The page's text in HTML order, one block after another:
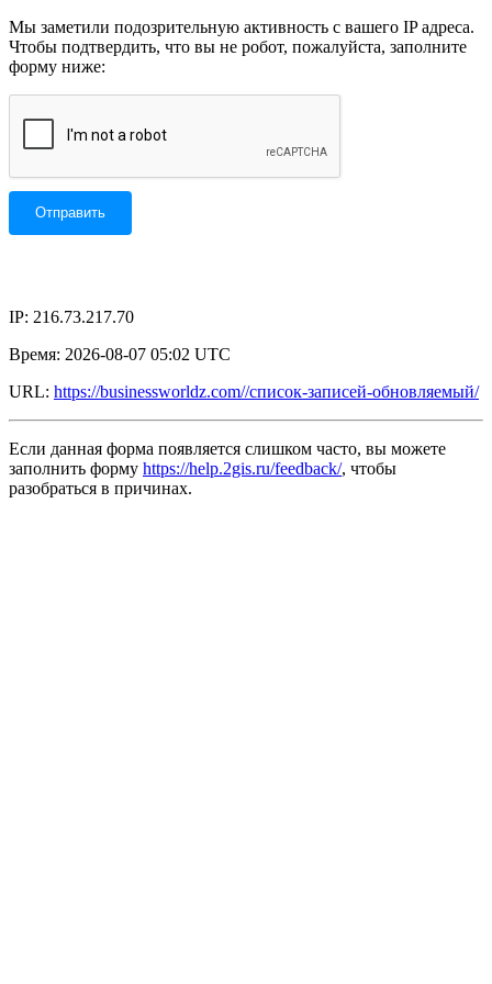
Мы заметили подозрительную активность с вашего IP адреса.
Чтобы подтвердить, что вы не робот, пожалуйста, заполните
форму ниже:
IP: 216.73.217.70
Время: 2026-08-07 05:02 UTC
URL: https://businessworldz.com//список-записей-обновляемый/
Если данная форма появляется слишком часто, вы можете
заполнить форму https://help.2gis.ru/feedback/, чтобы
разобраться в причинах.